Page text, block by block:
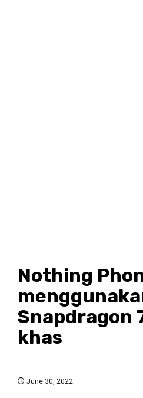
Nothing
Snapdragon
khas
June 30, 2022